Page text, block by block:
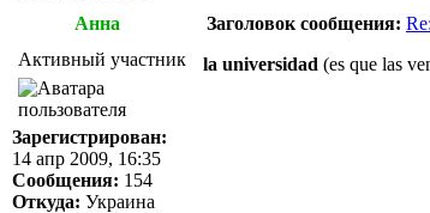
Анна Заголовок сообщения:
Активный участник
Зарегистрирован:
14 апр 2009, 16:35
Сообщения: 154
Откуда: Украина
la universidad (es que las